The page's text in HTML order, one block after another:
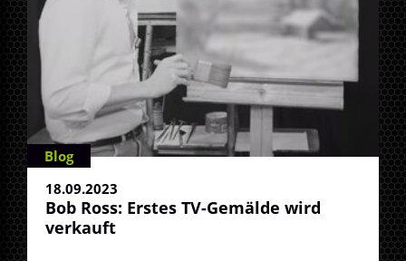
Blog
18.09.2023
Bob Ross: Erstes TV-Gemälde wird
verkauft